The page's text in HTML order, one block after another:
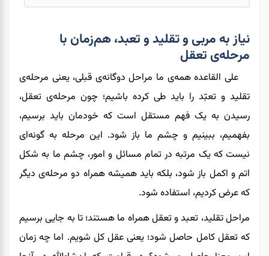
نیاز به مربی و تقلید و تعبد، هم‌زمان با
مرحله‌ی تعقل
علی القاعده همه‌ی ما مراحل دوگانه‌ی قبلی، یعنی مرحله‌ی
تقلید و تعبّد را باید طی کرده باشیم؛ چون مرحله‌ی تعقل،
رسیدن به یک فهم مستقل است که خودمان باید برسیم،
بفهمیم، ببینیم و چشم ما باز شود. این مرحله به گونه‌ای
نیست که یک مرتبه در تمام مسائل و امور، چشم ما به شکل
اتم و اکمل باز شود، بلکه باید همیشه همراه دو مرحله‌ی دیگر
که عرض کردیم، استفاده شود.
مراحلتقلید، تعبد و تعقل همراه ما هستند؛ تا به جایی برسیم
که تعقل کامل حاصل شود؛ یعنی عقل کل شویم. اما چه زمان